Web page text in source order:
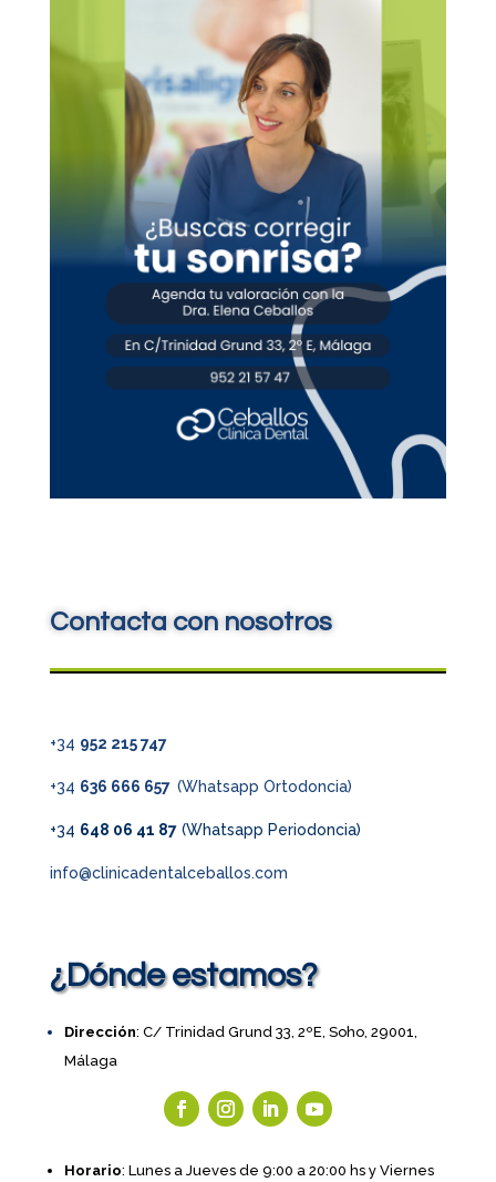
Contacta con nosotros
+34 952 215 747
+34 636 666 657 (Whatsapp Ortodoncia)
+34 648 06 41 87(Whatsapp Periodoncia)
info@clinicadentalceballos.com
¿Dónde estamos?
Dirección: C/ Trinidad Grund 33, 2ºE, Soho, 29001,
Málaga
Horario: Lunes a Jueves de 9:00 a 20:00 hs y Viernes